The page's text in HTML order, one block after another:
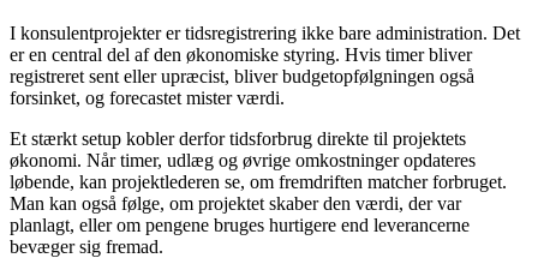
I konsulentprojekter er tidsregistrering ikke bare administration. Det
er en central del af den økonomiske styring. Hvis timer bliver
registreret sent eller upræcist, bliver budgetopfølgningen også
forsinket, og forecastet mister værdi.
Et stærkt setup kobler derfor tidsforbrug direkte til projektets
økonomi. Når timer, udlæg og øvrige omkostninger opdateres
løbende, kan projektlederen se, om fremdriften matcher forbruget.
Man kan også følge, om projektet skaber den værdi, der var
planlagt, eller om pengene bruges hurtigere end leverancerne
bevæger sig fremad.